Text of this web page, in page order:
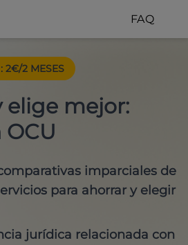
FAQ
: 2€/2 MESES
elige mejor:
imparciales de
para ahorrar y elegir
jurídica relacionada con